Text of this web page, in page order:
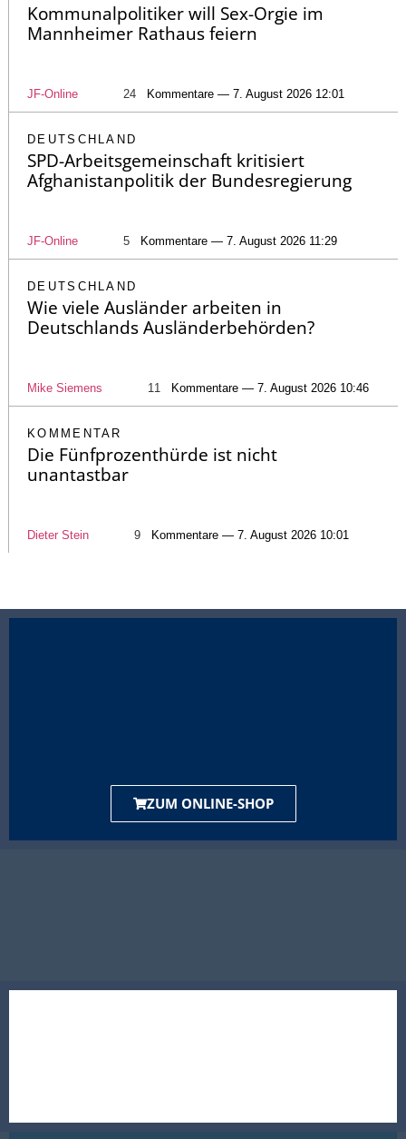
Kommunalpolitiker will Sex-Orgie im
Mannheimer Rathaus feiern
JF-Online 24 Kommentare — 7. August 2026 12:01
DEUTSCHLAND
SPD-Arbeitsgemeinschaft kritisiert
Afghanistanpolitik der Bundesregierung
JF-Online 5 Kommentare — 7. August 2026 11:29
DEUTSCHLAND
Wie viele Ausländer arbeiten in
Deutschlands Ausländerbehörden?
Mike Siemens 11 Kommentare — 7. August 2026 10:46
KOMMENTAR
Die Fünfprozenthürde ist nicht
unantastbar
Dieter Stein 9 Kommentare — 7. August 2026 10:01
ZUM ONLINE-SHOP